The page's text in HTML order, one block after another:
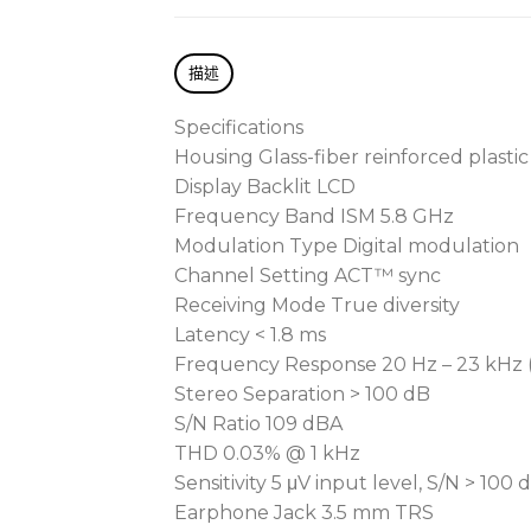
描述
Specifications
Housing Glass-fiber reinforced plastic
Display Backlit LCD
Frequency Band ISM 5.8 GHz
Modulation Type Digital modulation
Channel Setting ACT™ sync
Receiving Mode True diversity
Latency < 1.8 ms
Frequency Response 20 Hz – 23 kHz
Stereo Separation > 100 dB
S/N Ratio 109 dBA
THD 0.03% @ 1 kHz
Sensitivity 5 μV input level, S/N > 100
Earphone Jack 3.5 mm TRS